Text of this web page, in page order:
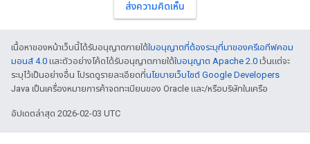
ส่งความคิดเห็น
เนื้อหาของหน้าเว็บนี้ได้รับอนุญาตภายใต้ใบอนุญาตที่ต้องระบุที่มาของครีเอทีฟคอม
มอนส์ 4.0 และตัวอย่างโค้ดได้รับอนุญาตภายใต้ใบอนุญาต Apache 2.0 เว้นแต่จะ
ระบุไว้เป็นอย่างอื่น โปรดดูรายละเอียดที่นโยบายเว็บไซต์ Google Developers
Java เป็นเครื่องหมายการค้าจดทะเบียนของ Oracle และ/หรือบริษัทในเครือ
อัปเดตล่าสุด 2026-02-03 UTC